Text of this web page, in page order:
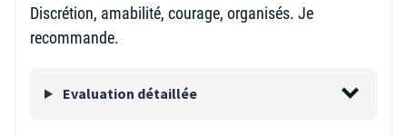
Discrétion, amabilité, courage, organisés. Je
recommande.
Evaluation détaillée